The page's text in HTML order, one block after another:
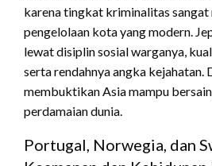
karena tingkat kriminalitas sangat
pengelolaan kota yang modern.
lewat disiplin sosial warganya,
serta rendahnya angka kejahatan.
membuktikan Asia mampu
perdamaian dunia.
Portugal, Norwegia, dan